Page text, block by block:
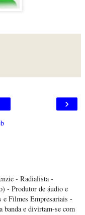
›
- Radialista -
- Produtor de áudio e
e Filmes Empresariais -
e divirtam-se com